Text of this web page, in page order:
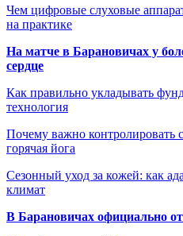
Чем цифровые слуховые
на практике
На матче в Барановичах у
сердце
Как правильно укладывать
технология
Почему важно контролировать
горячая йога
Сезонный уход за кожей: как
климат
В Барановичах официально